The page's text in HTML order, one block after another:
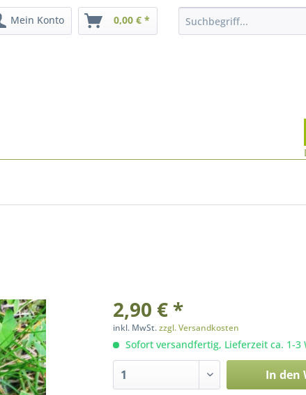
Mein Konto 0,00 € *
2,90 € *
inkl. MwSt.zzgl. Versandkosten
Sofort versandfertig, Lieferzeit ca. 1-3
In den